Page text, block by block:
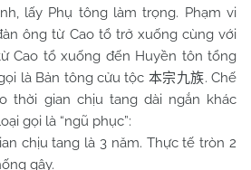
lấy Phụ tông làm trọng. Phạm vi
ông từ Cao tổ trở xuống cùng với
Cao tổ xuống đến Huyền tôn tổng
là Bản tông cửu tộc 本宗九族. Chế
thời gian chịu tang dài ngắn khác
gọi là “ngũ phục”:
chịu tang là 3 năm. Thực tế tròn 2
gậy.